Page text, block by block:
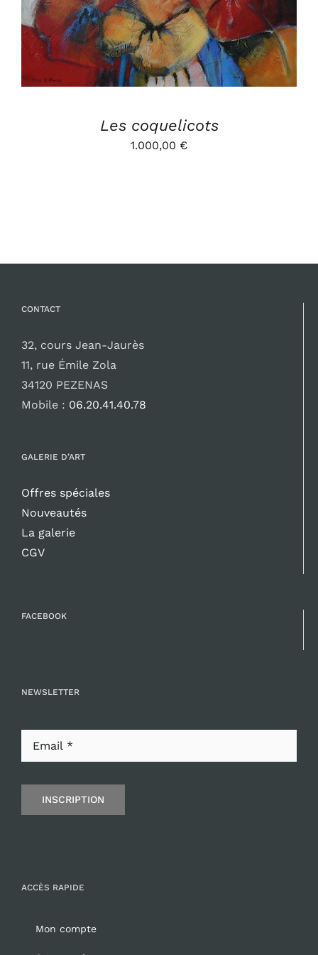
Les coquelicots
1.000,00 €
CONTACT
32, cours Jean-Jaurès
11, rue Émile Zola
34120 PEZENAS
Mobile : 06.20.41.40.78
GALERIE D’ART
Offres spéciales
Nouveautés
La galerie
CGV
FACEBOOK
NEWSLETTER
INSCRIPTION
ACCÈS RAPIDE
Mon compte